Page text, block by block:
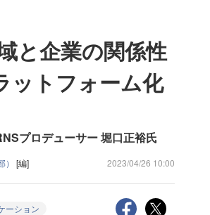
と企業の関係性
ットフォーム化
プロデューサー 堀口正裕氏
） [編] 2023/04/26 10:00
ーション